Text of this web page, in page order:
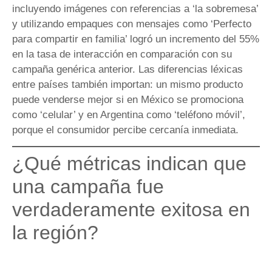
incluyendo imágenes con referencias a ‘la sobremesa’
y utilizando empaques con mensajes como ‘Perfecto
para compartir en familia’ logró un incremento del 55%
en la tasa de interacción en comparación con su
campaña genérica anterior. Las diferencias léxicas
entre países también importan: un mismo producto
puede venderse mejor si en México se promociona
como ‘celular’ y en Argentina como ‘teléfono móvil’,
porque el consumidor percibe cercanía inmediata.
¿Qué métricas indican que
una campaña fue
verdaderamente exitosa en
la región?